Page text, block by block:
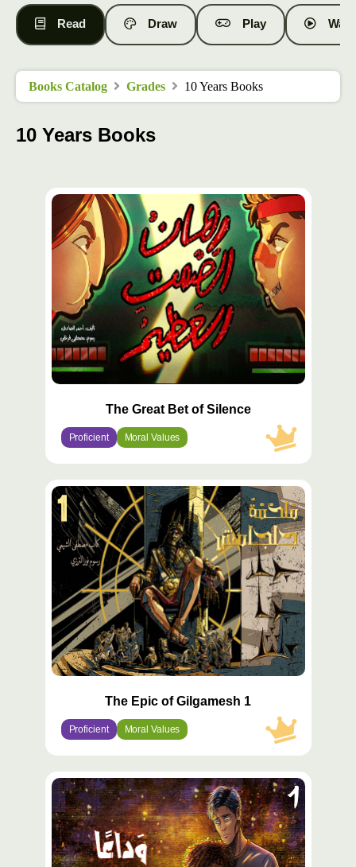
Read Draw Play
Books Catalog Grades 10 Years Books
10 Years Books
محتوى
مميّز
The Great Bet of Silence
Proficient Moral Values
محتوى
مميّز
The Epic of Gilgamesh 1
Proficient Moral Values
محتوى
مميّز